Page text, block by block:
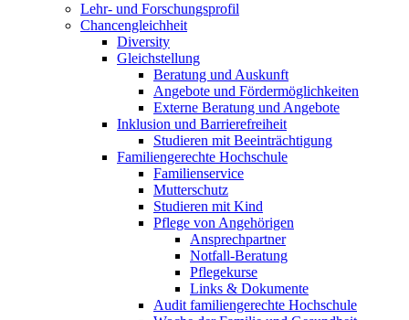
Lehr- und Forschungsprofil
Chancengleichheit
Diversity
Gleichstellung
Beratung und Auskunft
Angebote und Fördermöglichkeiten
Externe Beratung und Angebote
Inklusion und Barrierefreiheit
Studieren mit Beeinträchtigung
Familiengerechte Hochschule
Familienservice
Mutterschutz
Studieren mit Kind
Pflege von Angehörigen
Ansprechpartner
Notfall-Beratung
Pflegekurse
Links & Dokumente
Audit familiengerechte Hochschule